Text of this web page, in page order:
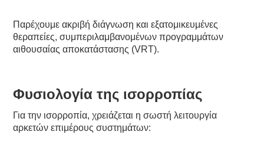
Παρέχουμε ακριβή διάγνωση και εξατομικευμένες
θεραπείες, συμπεριλαμβανομένων προγραμμάτων
αιθουσαίας αποκατάστασης (VRT).
Φυσιολογία της ισορροπίας
Για την ισορροπία, χρειάζεται η σωστή λειτουργία
αρκετών επιμέρους συστημάτων: